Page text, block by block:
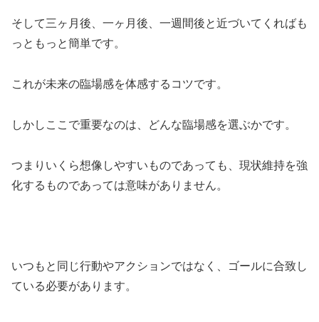
そして三ヶ月後、一ヶ月後、一週間後と近づいてくればも
っともっと簡単です。
これが未来の臨場感を体感するコツです。
しかしここで重要なのは、どんな臨場感を選ぶかです。
つまりいくら想像しやすいものであっても、現状維持を強
化するものであっては意味がありません。
いつもと同じ行動やアクションではなく、ゴールに合致し
ている必要があります。